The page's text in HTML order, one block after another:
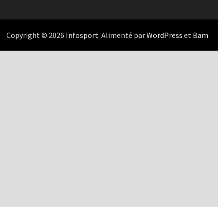
Copyright © 2026 Infosport. Alimenté parWordPress et Bam.